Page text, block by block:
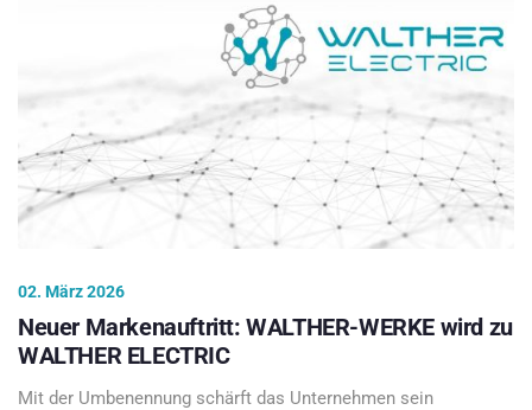
02. März 2026
Neuer Markenauftritt: WALTHER-WERKE wird zu
WALTHER ELECTRIC
Mit der Umbenennung schärft das Unternehmen sein